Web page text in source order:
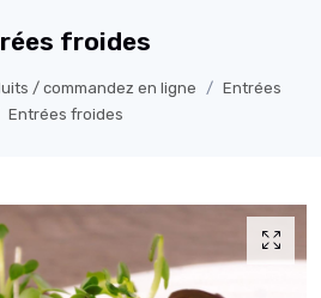
froides
/ commandez en ligne
Entrées
Entrées froides